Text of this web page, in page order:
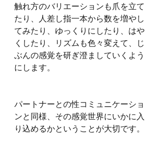
触れ方のバリエーションも爪を立て
たり、人差し指一本から数を増やし
てみたり、ゆっくりにしたり、はや
くしたり、リズムも色々変えて、じ
ぶんの感覚を研ぎ澄ましていくよう
にします。
パートナーとの性コミュニケーショ
ンと同様、その感覚世界にいかに入
り込めるかということが大切です。